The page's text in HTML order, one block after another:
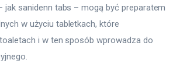
jak sanidenn tabs – mogą być preparatem
w użyciu tabletkach, które
i w ten sposób wprowadza do